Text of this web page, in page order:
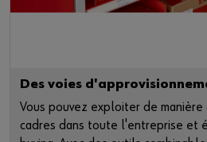
Des voies
Vous pouvez exploiter de
cadres dans toute l'entreprise et